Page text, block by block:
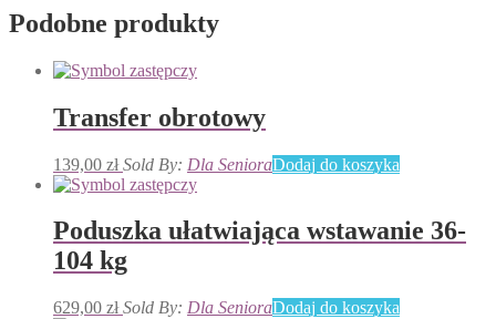
pokrowca
otworem
Podobne produkty
Transfer obrotowy
139,00 zł Sold By: Dla SenioraDodaj do koszyka
Poduszka ułatwiająca wstawanie 36-
104 kg
629,00 zł Sold By: Dla SenioraDodaj do koszyka